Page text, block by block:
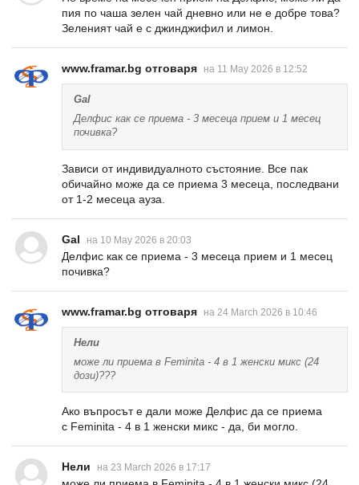
пия по чаша зелен чай дневно или не е добре това?
Зеленият чай е с джинджифил и лимон.
www.framar.bg отговаря на 11 May 2026 в 12:52
Gal
Делфис как се приема - 3 месеца прием и 1 месец
почивка?
Зависи от индивидуалното състояние. Все пак
обичайно може да се приема 3 месеца, последвани
от 1-2 месеца ауза.
Gal на 10 May 2026 в 20:03
Делфис как се приема - 3 месеца прием и 1 месец
почивка?
www.framar.bg отговаря на 24 March 2026 в 10:46
Нели
може ли приема в Feminita - 4 в 1 женски микс (24
дози)???
Ако въпросът е дали може Делфис да се приема
с Feminita - 4 в 1 женски микс - да, би могло.
Нели на 23 March 2026 в 17:17